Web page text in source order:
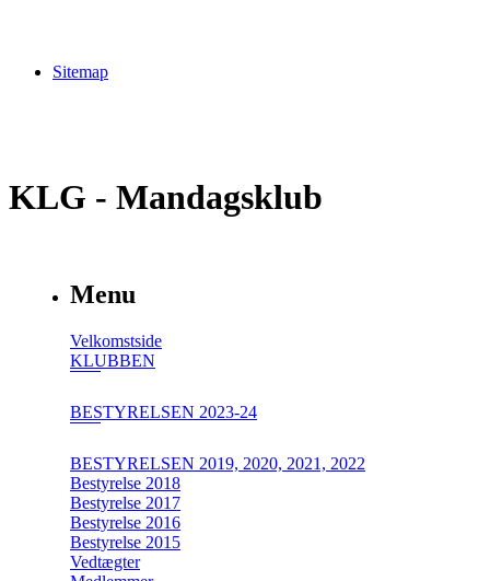
Sitemap
KLG - Mandagsklub
Menu
Velkomstside
KLUBBEN
BESTYRELSEN 2023-24
BESTYRELSEN 2019, 2020, 2021, 2022
Bestyrelse 2018
Bestyrelse 2017
Bestyrelse 2016
Bestyrelse 2015
Vedtægter